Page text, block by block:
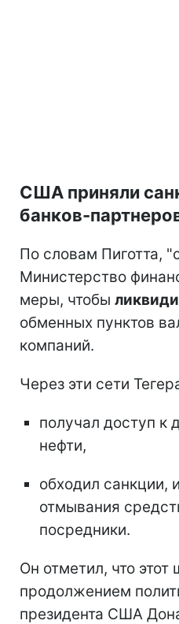
США приняли
банков-
По словам Пиготта,
Министерство
меры, чтобы
обменных пунктов
компаний.
Через эти сети
получал доступ к
нефти,
обходил санкции,
отмывания
посредники.
Он отметил, что этот
продолжением
президента США